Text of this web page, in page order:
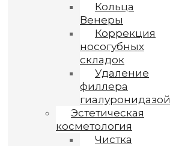
Кольца
Венеры
Коррекция
носогубных
складок
Удаление
филлера
гиалуронидазой
Эстетическая
косметология
Чистка